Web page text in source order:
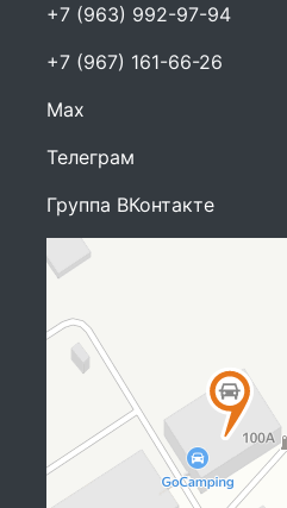
+7 (963) 992-97-94
+7 (967) 161-66-26
Max
Телеграм
Группа ВКонтакте